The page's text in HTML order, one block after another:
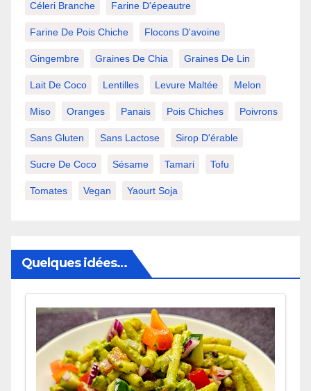
Céleri Branche Farine D'épeautre
Farine De Pois Chiche Flocons D'avoine
Gingembre Graines De Chia Graines De Lin
Lait De Coco Lentilles Levure Maltée Melon
Miso Oranges Panais Pois Chiches Poivrons
Sans Gluten Sans Lactose Sirop D'érable
Sucre De Coco Sésame Tamari Tofu
Tomates Vegan Yaourt Soja
Quelques idées…